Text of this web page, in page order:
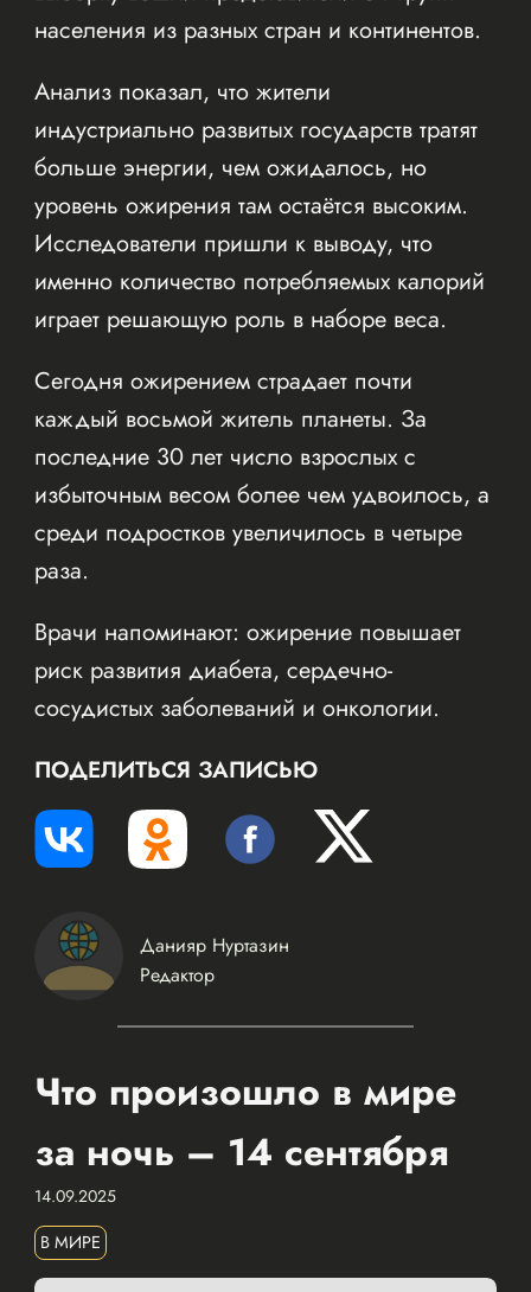
населения из разных стран и континентов.
Анализ показал, что жители
индустриально развитых государств тратят
больше энергии, чем ожидалось, но
уровень ожирения там остаётся высоким.
Исследователи пришли к выводу, что
именно количество потребляемых калорий
играет решающую роль в наборе веса.
Сегодня ожирением страдает почти
каждый восьмой житель планеты. За
последние 30 лет число взрослых с
избыточным весом более чем удвоилось, а
среди подростков увеличилось в четыре
раза.
Врачи напоминают: ожирение повышает
риск развития диабета, сердечно-
сосудистых заболеваний и онкологии.
ПОДЕЛИТЬСЯ ЗАПИСЬЮ
Данияр Нуртазин
Редактор
Что произошло в мире
за ночь – 14 сентября
14.09.2025
В МИРЕ